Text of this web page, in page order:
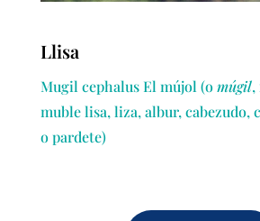
Llisa
Mugil cephalus El mújol (omúgil,
muble lisa, liza, albur, cabezudo,
o pardete)